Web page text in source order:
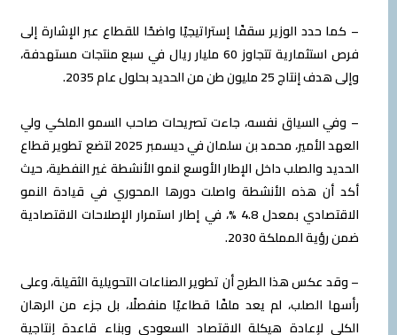
– كما حدد الوزير سقفًا إستراتيجيًا واضحًا للقطاع عبر الإشارة إلى
فرص استثمارية تتجاوز 60 مليار ريال في سبع منتجات مستهدفة،
وإلى هدف إنتاج 25 مليون طن من الحديد بحلول عام 2035.
– وفي السياق نفسه، جاءت تصريحات صاحب السمو الملكي ولي
العهد الأمير، محمد بن سلمان في ديسمبر 2025 لتضع تطوير قطاع
الحديد والصلب داخل الإطار الأوسع لنمو الأنشطة غير النفطية، حيث
أكد أن هذه الأنشطة واصلت دورها المحوري في قيادة النمو
الاقتصادي بمعدل 4.8 %، في إطار استمرار الإصلاحات الاقتصادية
ضمن رؤية المملكة 2030.
– وقد عكس هذا الطرح أن تطوير الصناعات التحويلية الثقيلة، وعلى
رأسها الصلب، لم يعد ملفًا قطاعيًا منفصلًا، بل جزء من الرهان
الكلي لإعادة هيكلة الاقتصاد السعودي وبناء قاعدة إنتاجية